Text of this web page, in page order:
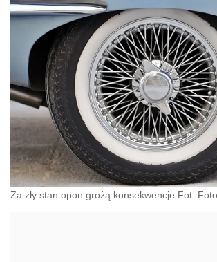
Za zły stan opon grożą konsekwencje Fot.